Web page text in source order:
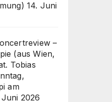
14. Juni
–
(aus Wien,
Tobias
am
2026